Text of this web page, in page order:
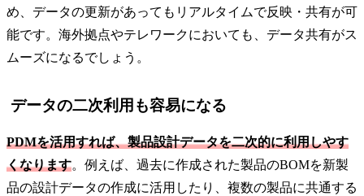
め、データの更新があってもリアルタイムで反映・共有が可
能です。海外拠点やテレワークにおいても、データ共有がス
ムーズになるでしょう。
データの二次利用も容易になる
PDMを活用すれば、製品設計データを二次的に利用しやす
くなります。例えば、過去に作成された製品のBOMを新製
品の設計データの作成に活用したり、複数の製品に共通する